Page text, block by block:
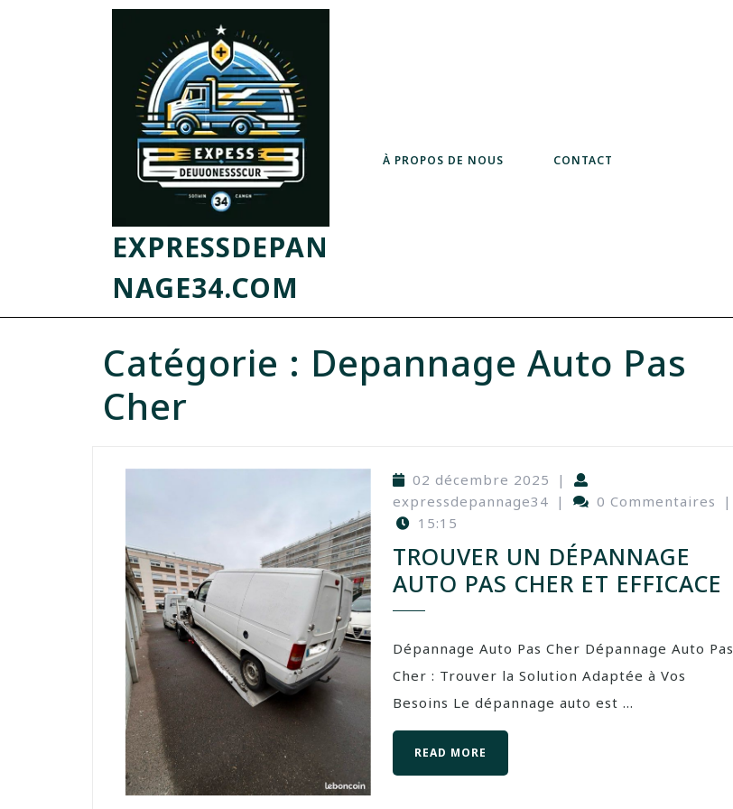
EXPRESSDEPAN
NAGE34.COM
À PROPOS DE NOUS CONTACT
Catégorie : Depannage Auto Pas
Cher
02 décembre 2025
|
expressdepannage34 | 0 Commentaires
|
15:15
TROUVER UN DÉPANNAGE
AUTO PAS CHER ET EFFICACE
Dépannage Auto Pas Cher Dépannage Auto Pas
Cher : Trouver la Solution Adaptée à Vos
Besoins Le dépannage auto est ...
READ MORE